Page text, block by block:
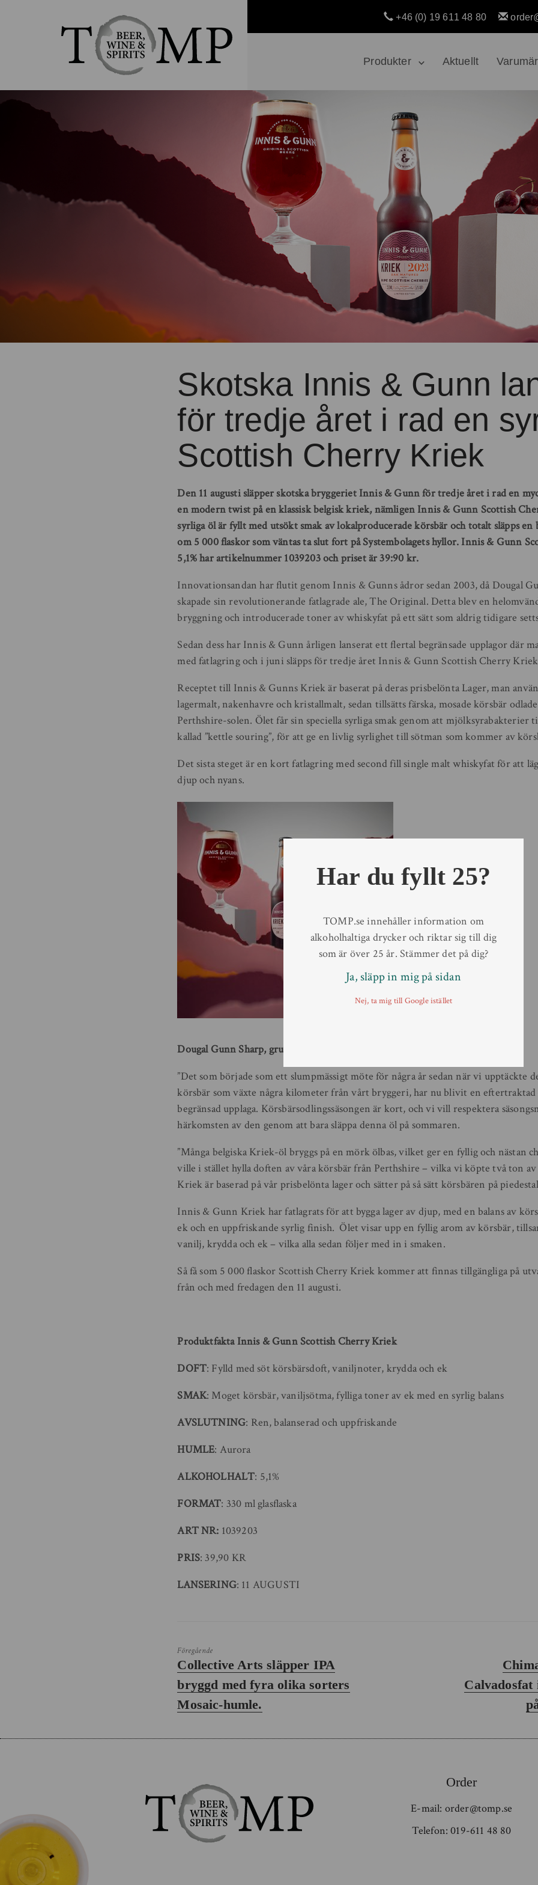
Produkter Aktuellt
+46 (0) 19 611 48 80
Skotska Innis & Gunn
för tredje året i rad en
Scottish Cherry Kriek
Den 11 augusti släpper skotska bryggeriet Innis & Gunn för tredje året i rad en
en modern twist på en klassisk belgisk kriek, nämligen Innis & Gunn Scottish
syrliga öl är fyllt med utsökt smak av lokalproducerade körsbär och totalt släpps en
om 5 000 flaskor som väntas ta slut fort på Systembolagets hyllor. Innis & Gunn
5,1% har artikelnummer 1039203 och priset är 39:90 kr.
Innovationsandan har flutit genom Innis & Gunns ådror sedan 2003, då Dougal
skapade sin revolutionerande fatlagrade ale, The Original. Detta blev en
bryggning och introducerade toner av whiskyfat på ett sätt som aldrig tidigare
Sedan dess har Innis & Gunn årligen lanserat ett flertal begränsade upplagor där
med fatlagring och i juni släpps för tredje året Innis & Gunn Scottish Cherry
Receptet till Innis & Gunns Kriek är baserat på deras prisbelönta Lager, man
lagermalt, nakenhavre och kristallmalt, sedan tillsätts färska, mosade körsbär
Perthshire-solen. Ölet får sin speciella syrliga smak genom att mjölksyrabakterier
kallad ”kettle souring”, för att ge en livlig syrlighet till sötman som kommer av
Det sista steget är en kort fatlagring med second fill single malt whiskyfat för att
djup och nyans.
Dougal Gunn Sharp, grundare och bryggmästare, Innis & Gunn sa:
”Det som började som ett slumpmässigt möte för några år sedan när vi upptäckte
körsbär som växte några kilometer från vårt bryggeri, har nu blivit en eftertraktad
begränsad upplaga. Körsbärsodlingssäsongen är kort, och vi vill respektera
härkomsten av den genom att bara släppa denna öl på sommaren.
”Många belgiska Kriek-öl bryggs på en mörk ölbas, vilket ger en fyllig och nästan
ville i stället hylla doften av våra körsbär från Perthshire – vilka vi köpte två ton av
Kriek är baserad på vår prisbelönta lager och sätter på så sätt körsbären på
Innis & Gunn Kriek har fatlagrats för att bygga lager av djup, med en balans av
ek och en uppfriskande syrlig finish. Ölet visar upp en fyllig arom av körsbär,
vanilj, krydda och ek – vilka alla sedan följer med in i smaken.
Så få som 5 000 flaskor Scottish Cherry Kriek kommer att finnas tillgängliga på
från och med fredagen den 11 augusti.
Produktfakta Innis & Gunn Scottish Cherry Kriek
DOFT: Fylld med söt körsbärsdoft, vaniljnoter, krydda och ek
SMAK: Moget körsbär, vaniljsötma, fylliga toner av ek med en syrlig balans
AVSLUTNING: Ren, balanserad och uppfriskande
HUMLE: Aurora
ALKOHOLHALT: 5,1%
FORMAT: 330 ml glasflaska
ART NR: 1039203
PRIS: 39,90 KR
LANSERING: 11 AUGUSTI
Föregående
Föregående
inlägg:
Collective Arts släpper IPA
bryggd med fyra olika sorters
Mosaic-humle.
Nästa
inlägg:
Order
E-mail: order@tomp.se
Telefon:019-611 48 80
Har du fyllt 25?
TOMP.se innehåller information om
alkoholhaltiga drycker och riktar sig till dig
som är över 25 år. Stämmer det på dig?
Ja, släpp in mig på sidan
Nej, ta mig till Google istället